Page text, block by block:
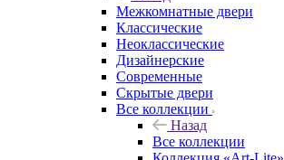
Межкомнатные двери
Классические
Неоклассические
Дизайнерские
Современные
Скрытые двери
Все коллекции
Назад
Все коллекции